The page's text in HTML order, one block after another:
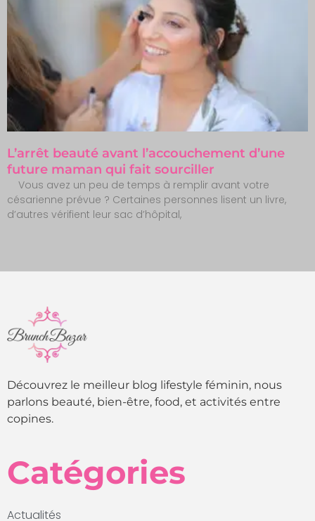
L’arrêt beauté avant l’accouchement d’une
future maman qui fait sourciller
Vous avez un peu de temps à remplir avant votre
césarienne prévue ? Certaines personnes lisent un livre,
d’autres vérifient leur sac d’hôpital,
Découvrez le meilleur blog lifestyle féminin, nous
parlons beauté, bien-être, food, et activités entre
copines.
Catégories
Actualités